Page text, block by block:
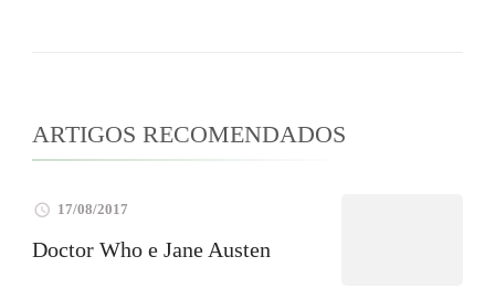
ARTIGOS RECOMENDADOS
17/08/2017
Doctor Who e Jane Austen